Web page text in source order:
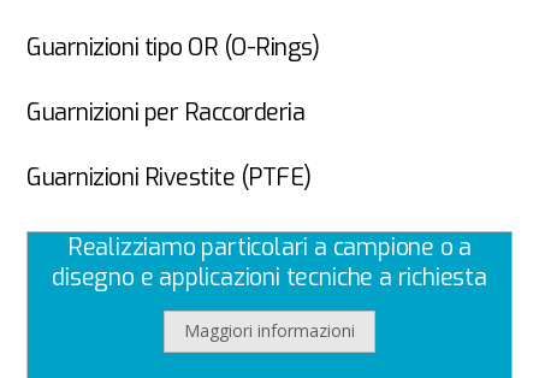
Guarnizioni tipo OR (O-Rings)
Guarnizioni per Raccorderia
Guarnizioni Rivestite (PTFE)
Realizziamo particolari a campione o a
disegno e applicazioni tecniche a richiesta
Maggiori informazioni